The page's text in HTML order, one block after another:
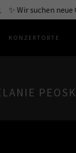
✨ Wir suchen
KONZERTORTE